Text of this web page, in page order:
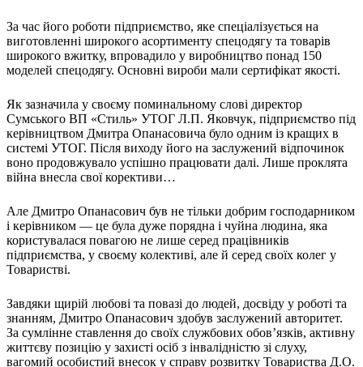
Херсонська область
Хмельницька область
Черкаська область
Чернігівська область
Особи відповідальні за контактування з
питань укладення договорів
Вивчаємо жестову мову
Новини про жестову мову
Ресурс для вивчення жестових мов різних країн
ЦУЖМ
Проєкт "Жестова мова для поліцейських"
Про шахрайські схеми
На допомогу військовим
Медична термінологія жестовою мовою
За час його роботи підприємство, яке спеціалізується на
виготовленні широкого асортименту спецодягу та товарів
широкого вжитку, впровадило у виробництво понад 150
моделей спецодягу. Основні вироби мали сертифікат якості.
Як зазначила у своєму поминальному слові директор
Сумського ВП «Стиль» УТОГ Л.П. Яковчук, підприємство під
керівництвом Дмитра Опанасовича було одним із кращих в
системі УТОГ. Після виходу його на заслужений відпочинок
воно продовжувало успішно працювати далі. Лише проклята
війна внесла свої корективи…
Але Дмитро Опанасович був не тільки добрим господарником
і керівником — це була дуже порядна і чуйна людина, яка
користувалася повагою не лише серед працівників
підприємства, у своєму колективі, але й серед своїх колег у
Товаристві.
Завдяки щирій любові та повазі до людей, досвіду у роботі та
знанням, Дмитро Опанасович здобув заслужений авторитет.
За сумлінне ставлення до своїх службових обов’язків, активну
життєву позицію у захисті осіб з інвалідністю зі слуху,
вагомий особистий внесок у справу розвитку Товариства Д.О.